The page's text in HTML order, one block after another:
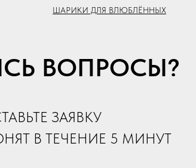
ШАРИКИ ДЛЯ ВЛЮБЛЁННЫХ
ВОПРОСЫ?
ЗАЯВКУ
В ТЕЧЕНИЕ 5 МИНУТ